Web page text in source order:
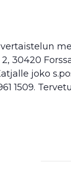
vertaistelun
30420
joko
1509.